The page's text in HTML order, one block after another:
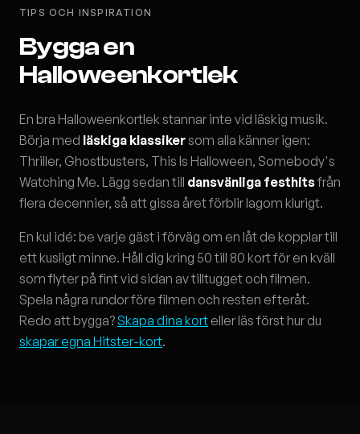
TIPS OCH INSPIRATION
Bygga en
Halloweenkortlek
En bra Halloweenkortlek stannar inte vid läskig musik.
Börja med läskiga klassikersom alla känner igen:
Thriller, Ghostbusters, This Is Halloween, Somebody's
Watching Me. Lägg sedan till dansvänliga festhitsfrån
flera decennier, så att gissa året förblir lagom klurigt.
En kul idé: be varje gäst i förväg om en låt de kopplar till
ett kusligt minne. Håll dig kring 50 till 80 kort för en kväll
som flyter på fint vid sidan av tilltugget och filmen.
Spela några rundor före filmen och resten efteråt.
Redo att bygga?Skapa dina kort eller läs först hur du
skapar egna Hitster-kort.